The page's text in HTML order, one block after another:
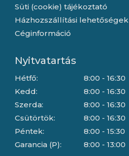
Süti (cookie) tájékoztató
Házhozszállítási lehetőségek
Céginformáció
Nyitvatartás
Hétfő:
Kedd:
Szerda:
Csütörtök:
Péntek:
Garancia (P):
8:00 - 16:30
8:00 - 16:30
8:00 - 16:30
8:00 - 16:30
8:00 - 15:30
8:00 - 13:00